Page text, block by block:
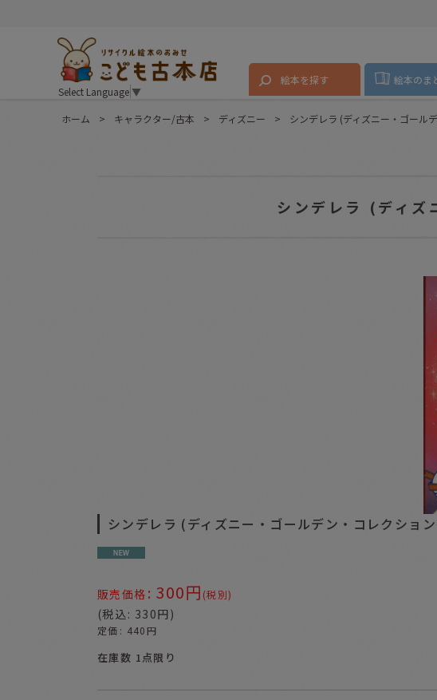
Select Language▼
絵本を探す 絵本のま
ホーム > キャラクター/古本 > ディズニー > シンデレラ (ディズニー・ゴール
シンデレラ (ディズ
シンデレラ (ディズニー・ゴールデン・コレクション
販売価格 : 300円 (税別)
(税込: 330円)
定価 : 440 円
在庫数 1点限り